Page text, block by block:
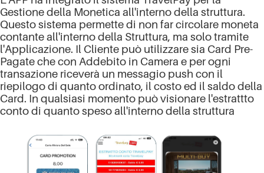
Gestione della Monetica all'interno della struttura.
Questo sistema permette di non far circolare moneta
contante all'interno della Struttura, ma solo tramite
l'Applicazione. Il Cliente può utilizzare sia Card Pre-
Pagate che con Addebito in Camera e per ogni
transazione riceverà un messagio push con il
riepilogo di quanto ordinato, il costo ed il saldo della
Card. In qualsiasi momento può visionare l'estrattto
conto di quanto speso all'interno della struttura